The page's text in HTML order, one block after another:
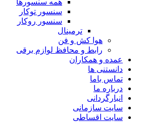
سنسور توکار
سنسور روکار
ترمینال
هوا کش و فن
رابط و محافظ لوازم برقی
عمده و همکاران
دانستنی ها
تماس باما
درباره ما
انبارگردانی
سایت سازمانی
سایت اقساطی